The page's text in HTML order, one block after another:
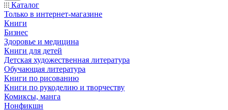
Каталог
Только в интернет-магазине
Книги
Бизнес
Здоровье и медицина
Книги для детей
Детская художественная литература
Обучающая литература
Книги по рисованию
Книги по рукоделию и творчеству
Комиксы, манга
Нонфикшн